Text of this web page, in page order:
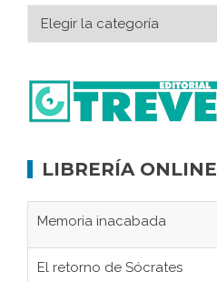
LIBRERÍA ONLINE
Memoria inacabada
El retorno de Sócrates